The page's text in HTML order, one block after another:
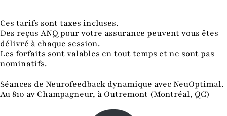
Ces tarifs sont taxes incluses.
Des reçus ANQ pour votre assurance peuvent vous êtes
délivré à chaque session.
Les forfaits sont valables en tout temps et ne sont pas
nominatifs.
Séances de Neurofeedback dynamique avec NeuOptimal.
Au 810 av Champagneur, à Outremont (Montréal, QC)